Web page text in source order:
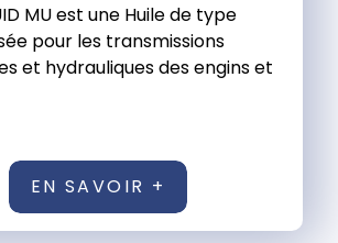
MU est une Huile de type
pour les transmissions
et hydrauliques des engins et
EN SAVOIR +